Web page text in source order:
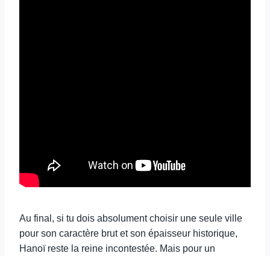
Au final, si tu dois absolument choisir une seule ville
pour son caractère brut et son épaisseur historique,
Hanoï reste la reine incontestée. Mais pour un